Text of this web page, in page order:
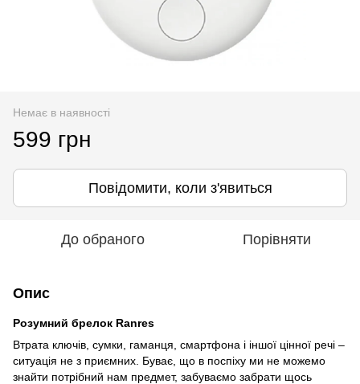
Немає в наявності
599 грн
Повідомити, коли з'явиться
До обраного Порівняти
Опис
Розумний брелок Ranres
Втрата ключів, сумки, гаманця, смартфона і іншої цінної речі –
ситуація не з приємних. Буває, що в поспіху ми не можемо
знайти потрібний нам предмет, забуваємо забрати щось